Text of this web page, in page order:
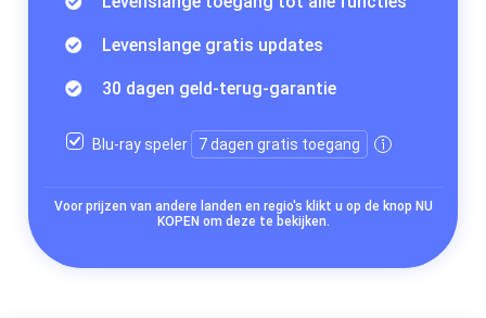
Levenslange gratis updates
30 dagen geld-terug-garantie
Blu-ray speler 7 dagen gratis toegang
Voor prijzen van andere landen en regio's klikt u op de knop NU
KOPEN om deze te bekijken.